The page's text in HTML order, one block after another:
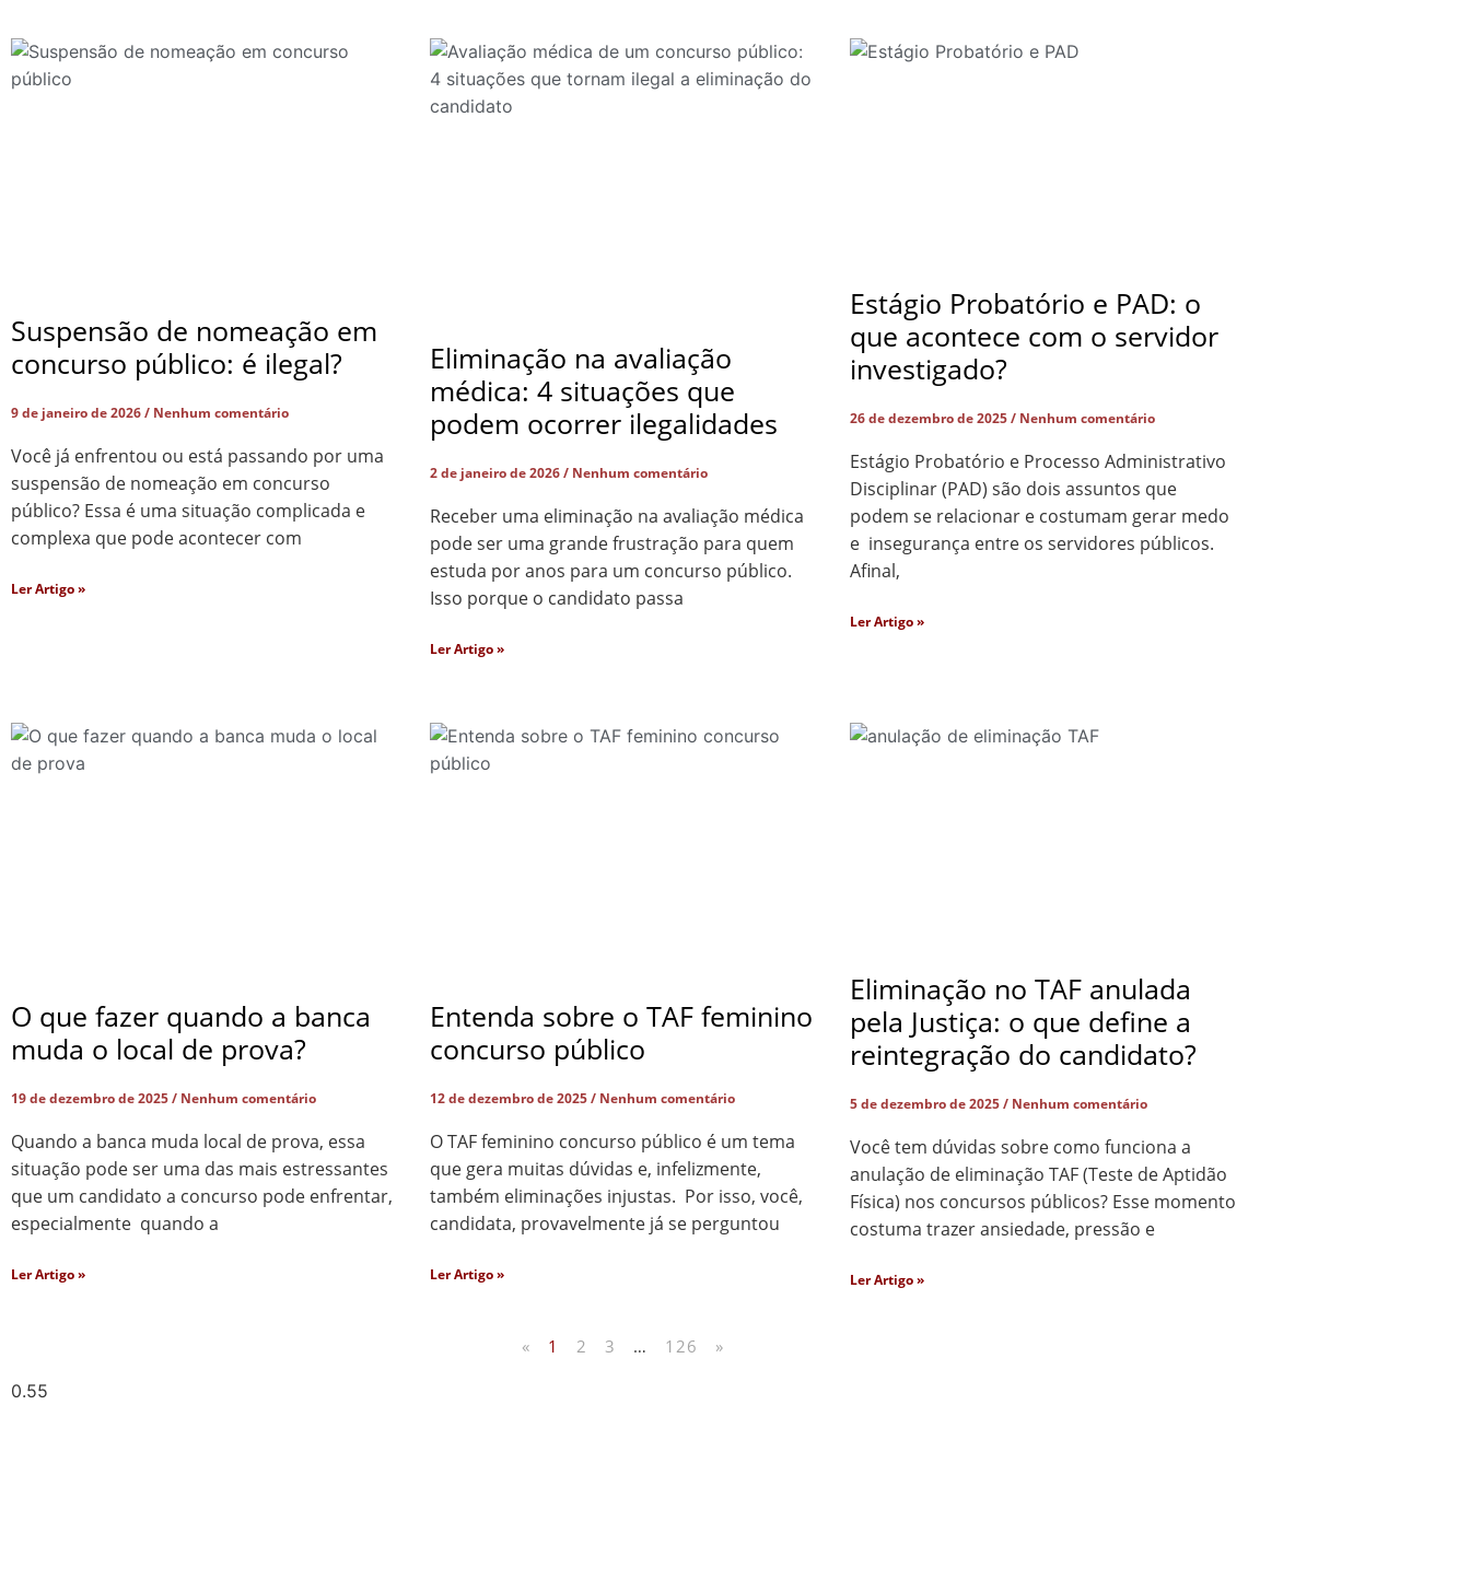
Suspensão de nomeação em
concurso público: é ilegal?
9 de janeiro de 2026 Nenhum comentário
Você já enfrentou ou está passando por uma
suspensão de nomeação em concurso
público? Essa é uma situação complicada e
complexa que pode acontecer com
Ler Artigo »
Eliminação na avaliação
médica: 4 situações que
podem ocorrer ilegalidades
2 de janeiro de 2026 Nenhum comentário
Receber uma eliminação na avaliação médica
pode ser uma grande frustração para quem
estuda por anos para um concurso público.
Isso porque o candidato passa
Ler Artigo »
Estágio Probatório e PAD: o
que acontece com o servidor
investigado?
26 de dezembro de 2025 Nenhum comentário
Estágio Probatório e Processo Administrativo
Disciplinar (PAD) são dois assuntos que
podem se relacionar e costumam gerar medo
e insegurança entre os servidores públicos.
Afinal,
Ler Artigo »
O que fazer quando a banca
muda o local de prova?
19 de dezembro de 2025 Nenhum comentário
Quando a banca muda local de prova, essa
situação pode ser uma das mais estressantes
que um candidato a concurso pode enfrentar,
especialmente quando a
Ler Artigo »
Entenda sobre o TAF feminino
concurso público
12 de dezembro de 2025 Nenhum comentário
O TAF feminino concurso público é um tema
que gera muitas dúvidas e, infelizmente,
também eliminações injustas. Por isso, você,
candidata, provavelmente já se perguntou
Ler Artigo »
Eliminação no TAF anulada
pela Justiça: o que define a
reintegração do candidato?
5 de dezembro de 2025 Nenhum comentário
Você tem dúvidas sobre como funciona a
anulação de eliminação TAF (Teste de Aptidão
Física) nos concursos públicos? Esse momento
costuma trazer ansiedade, pressão e
Ler Artigo »
« 1 2 3 … 126 »